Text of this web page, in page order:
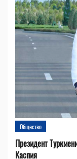
Общество
Президент
Каспия